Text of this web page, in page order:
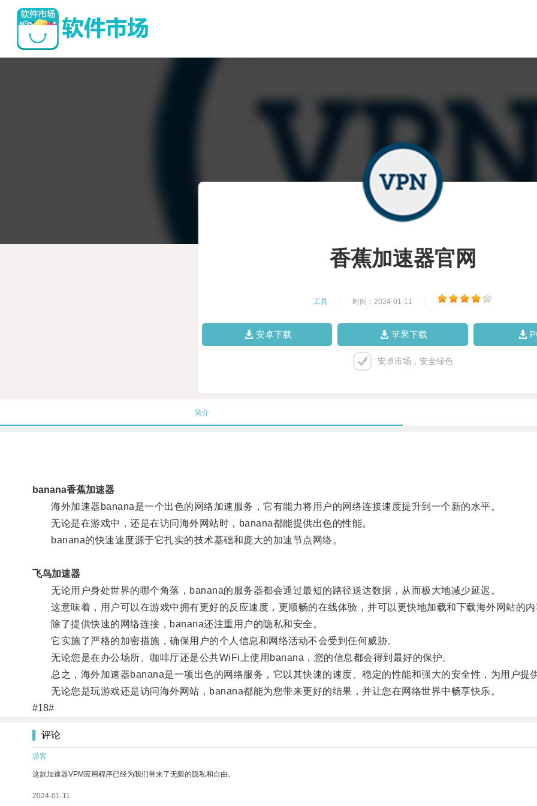
香蕉加速器官网
工具 时间：2024-01-11
安卓下载 苹果下载
安卓市场，安全绿色
简介
banana香蕉加速器
海外加速器banana是一个出色的网络加速服务，它有能力将用户的网络连接速度提升到一个新的水平。
无论是在游戏中，还是在访问海外网站时，banana都能提供出色的性能。
banana的快速速度源于它扎实的技术基础和庞大的加速节点网络。
飞鸟加速器
无论用户身处世界的哪个角落，banana的服务器都会通过最短的路径送达数据，从而极大地减少延迟。
这意味着，用户可以在游戏中拥有更好的反应速度，更顺畅的在线体验，并可以更快地加载和下载海外网站的内
除了提供快速的网络连接，banana还注重用户的隐私和安全。
它实施了严格的加密措施，确保用户的个人信息和网络活动不会受到任何威胁。
无论您是在办公场所、咖啡厅还是公共WiFi上使用banana，您的信息都会得到最好的保护。
总之，海外加速器banana是一项出色的网络服务，它以其快速的速度、稳定的性能和强大的安全性，为用户提
无论您是玩游戏还是访问海外网站，banana都能为您带来更好的结果，并让您在网络世界中畅享快乐。
#18#
评论
游客
这款加速器VPM应用程序已经为我们带来了无限的隐私和自由。
2024-01-11